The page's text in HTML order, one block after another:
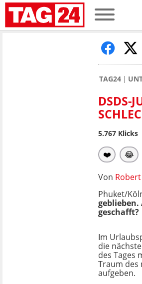
TAG24
DSDS-
5.767 Klicks
❤️ 😂
Von
Phuket/
geblieben.
geschafft?
Im
die
des Tages
Traum des
aufgeben.